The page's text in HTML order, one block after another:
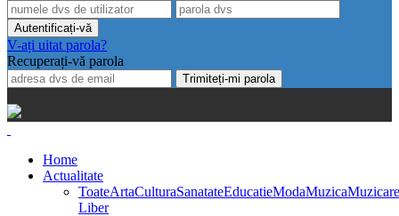
V-ați uitat parola?
Recuperați-vă parola
Home
Actualitate
ToateArtaCulturaSanatateEducatieModaMuzica
Liber